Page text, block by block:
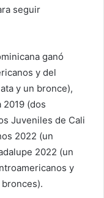
seguir
ganó
y del
y un bronce),
2019 (dos
Juveniles de Cali
2022 (un
2022 (un
y